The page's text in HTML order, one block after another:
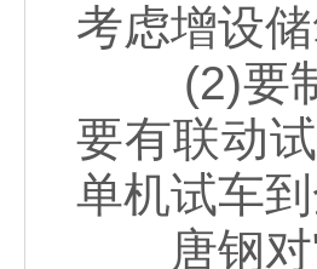
考虑增设储
(2)要制
要有联动
单机试车
唐钢对"